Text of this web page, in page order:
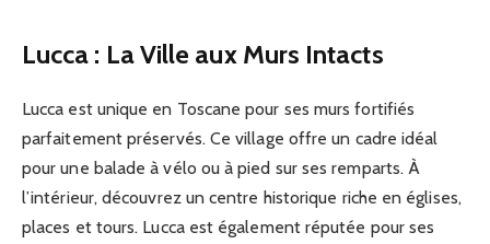
Lucca : La Ville aux Murs Intacts
Lucca est unique en Toscane pour ses murs fortifiés
parfaitement préservés. Ce village offre un cadre idéal
pour une balade à vélo ou à pied sur ses remparts. À
l’intérieur, découvrez un centre historique riche en églises,
places et tours. Lucca est également réputée pour ses